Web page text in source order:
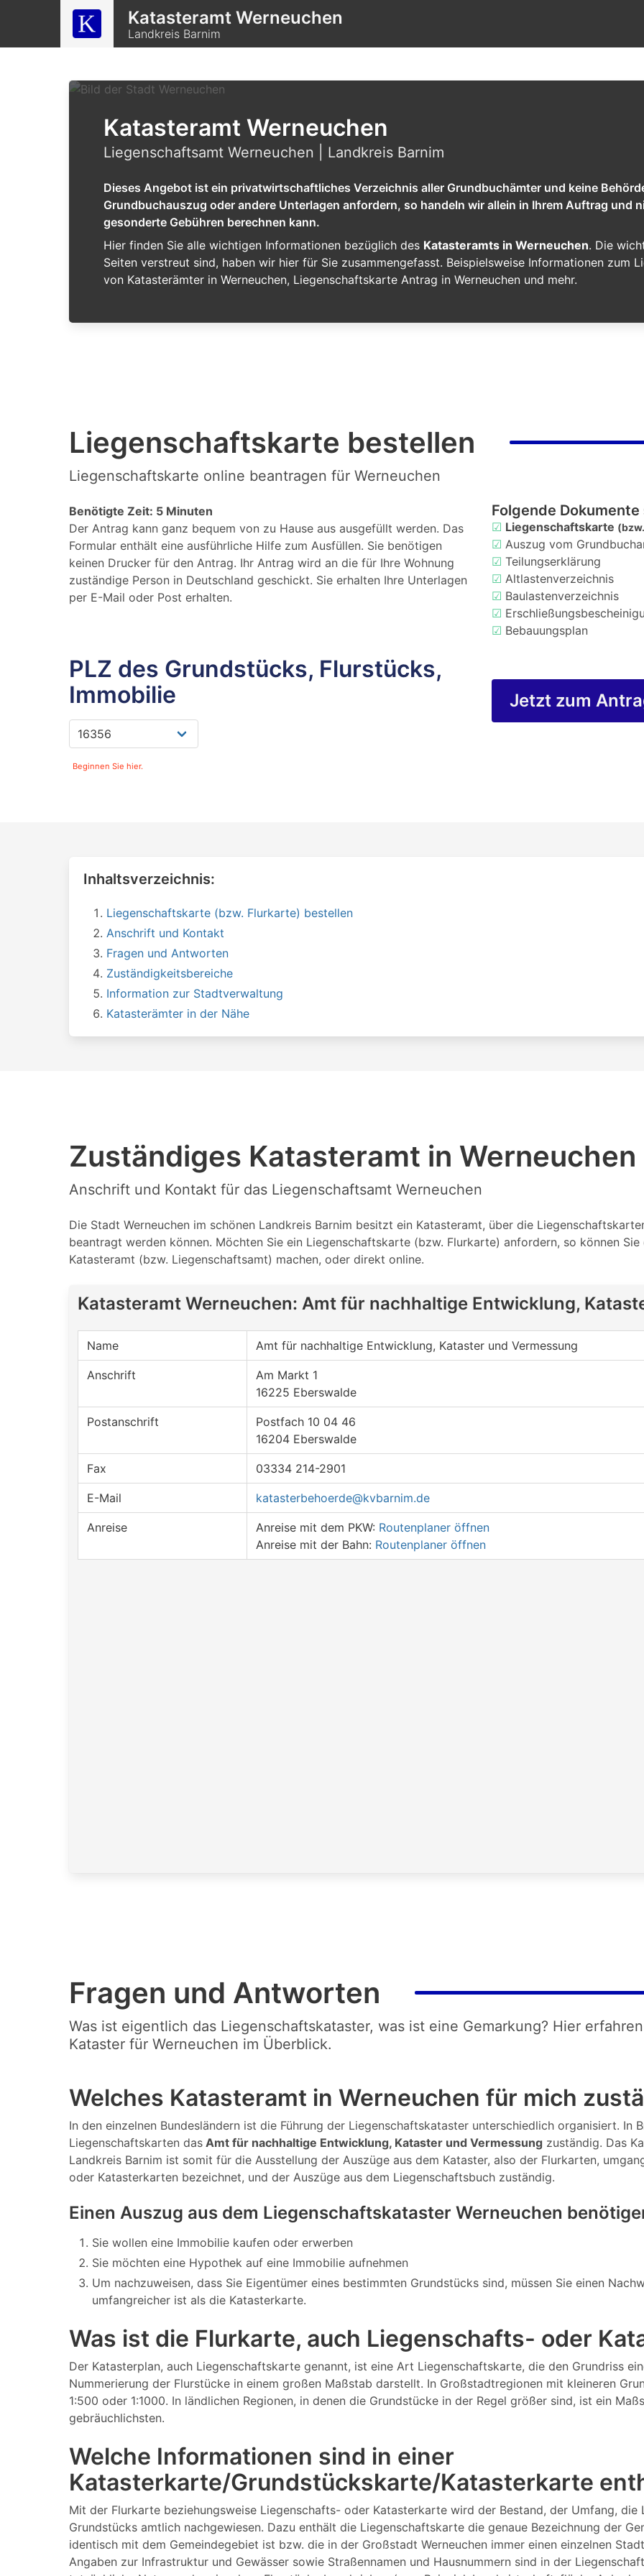
Katasteramt Werneuchen
Landkreis Barnim
Katasteramt Werneuchen
Liegenschaftsamt Werneuchen | Landkreis Barnim
Dieses Angebot ist ein privatwirtschaftliches Verzeichnis aller Grundbuchämter und keine
Grundbuchauszug oder andere Unterlagen anfordern, so handeln wir allein in Ihrem Auftrag und
gesonderte Gebühren berechnen kann.
Hier finden Sie alle wichtigen Informationen bezüglich des Katasteramts in Werneuchen. Die
Seiten verstreut sind, haben wir hier für Sie zusammengefasst. Beispielsweise Informationen zum
von Katasterämter in Werneuchen, Liegenschaftskarte Antrag in Werneuchen und mehr.
Liegenschaftskarte bestellen
Liegenschaftskarte online beantragen für Werneuchen
Benötigte Zeit: 5 Minuten
Der Antrag kann ganz bequem von zu Hause aus ausgefüllt werden. Das
Formular enthält eine ausführliche Hilfe zum Ausfüllen. Sie benötigen
keinen Drucker für den Antrag. Ihr Antrag wird an die für Ihre Wohnung
zuständige Person in Deutschland geschickt. Sie erhalten Ihre Unterlagen
per E-Mail oder Post erhalten.
Folgende
☑ Liegenschaftskarte
☑ Auszug vom
☑ Teilungserklärung
☑ Altlastenverzeichnis
☑ Baulastenverzeichnis
☑
☑ Bebauungsplan
PLZ des Grundstücks, Flurstücks,
Immobilie
Beginnen Sie hier.
Jetzt zum
Inhaltsverzeichnis:
Liegenschaftskarte (bzw. Flurkarte) bestellen
Anschrift und Kontakt
Fragen und Antworten
Zuständigkeitsbereiche
Information zur Stadtverwaltung
Katasterämter in der Nähe
Zuständiges Katasteramt in Werneuchen
Anschrift und Kontakt für das Liegenschaftsamt Werneuchen
Die Stadt Werneuchen im schönen Landkreis Barnim besitzt ein Katasteramt, über die
beantragt werden können. Möchten Sie ein Liegenschaftskarte (bzw. Flurkarte) anfordern, so können
Katasteramt (bzw. Liegenschaftsamt) machen, oder direkt online.
Katasteramt Werneuchen: Amt für nachhaltige Entwicklung,
Name Amt für nachhaltige Entwicklung, Kataster und Vermessung
Anschrift
Am Markt 1
16225 Eberswalde
Postanschrift
Postfach 10 04 46
16204 Eberswalde
Fax 03334 214-2901
E-Mail katasterbehoerde@kvbarnim.de
Anreise Anreise mit dem PKW: Routenplaner öffnen
Anreise mit der Bahn: Routenplaner öffnen
Fragen und Antworten
Was ist eigentlich das Liegenschaftskataster, was ist eine Gemarkung? Hier
Kataster für Werneuchen im Überblick.
Welches Katasteramt in Werneuchen für mich
In den einzelnen Bundesländern ist die Führung der Liegenschaftskataster unterschiedlich organisiert. In
Liegenschaftskarten das Amt für nachhaltige Entwicklung, Kataster und Vermessung zuständig. Das
Landkreis Barnim ist somit für die Ausstellung der Auszüge aus dem Kataster, also der Flurkarten,
oder Katasterkarten bezeichnet, und der Auszüge aus dem Liegenschaftsbuch zuständig.
Einen Auszug aus dem Liegenschaftskataster Werneuchen
Sie wollen eine Immobilie kaufen oder erwerben
Sie möchten eine Hypothek auf eine Immobilie aufnehmen
Um nachzuweisen, dass Sie Eigentümer eines bestimmten Grundstücks sind, müssen Sie einen
umfangreicher ist als die Katasterkarte.
Was ist die Flurkarte, auch Liegenschafts- oder
Der Katasterplan, auch Liegenschaftskarte genannt, ist eine Art Liegenschaftskarte, die den Grundriss
Nummerierung der Flurstücke in einem großen Maßstab darstellt. In Großstadtregionen mit kleineren
1:500 oder 1:1000. In ländlichen Regionen, in denen die Grundstücke in der Regel größer sind, ist ein
gebräuchlichsten.
Welche Informationen sind in einer
Katasterkarte/Grundstückskarte/Katasterkarte
Mit der Flurkarte beziehungsweise Liegenschafts- oder Katasterkarte wird der Bestand, der Umfang, die
Grundstücks amtlich nachgewiesen. Dazu enthält die Liegenschaftskarte die genaue Bezeichnung der
identisch mit dem Gemeindegebiet ist bzw. die in der Großstadt Werneuchen immer einen einzelnen
Angaben zur Infrastruktur und Gewässer sowie Straßennamen und Hausnummern sind in der